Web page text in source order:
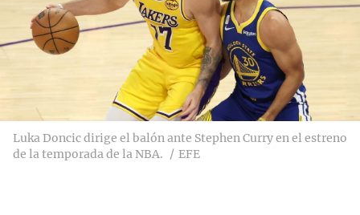
Luka Doncic dirige el balón ante Stephen Curry en el estreno
de la temporada de la NBA.
EFE